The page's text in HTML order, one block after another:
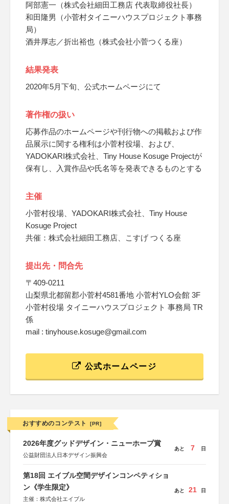
阿部憲一（株式会社細田工務店 代表取締役社長）
和田隆男（小菅村タイニーハウスプロジェクト事務
局）
酒井厚志／折出裕也（株式会社小菅つくる座）
結果発表
2020年5月下旬、公式ホームページにて
著作権の扱い
応募作品のホームページや刊行物への掲載および作
品展示に関する権利は小菅村役場、および、
YADOKARI株式会社、Tiny House Kosuge Projectが
保有し、入賞作品や氏名等を発表できるものとする
主催
小菅村役場、YADOKARI株式会社、Tiny House
Kosuge Project
共催：株式会社細田工務店、こすげ つくる座
提出先・問合先
〒409-0211
山梨県北都留郡小菅村4581番地 小菅村YLO会館 3F
小菅村役場 タイニーハウスプロジェクト 事務局 TR
係
mail : tinyhouse.kosuge@gmail.com
公式ホームページ
おすすめのコンテスト [PR]
2026年度グッドデザイン・ニューホープ賞
公益財団法人日本デザイン振興会
あと 7 日
第18回 エイブル空間デザインコンペティショ
ン《学生限定》
主催：株式会社エイブル
あと 21 日